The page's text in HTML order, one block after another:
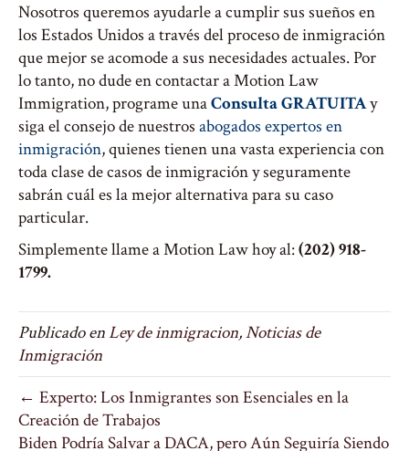
Nosotros queremos ayudarle a cumplir sus sueños en
los Estados Unidos a través del proceso de inmigración
que mejor se acomode a sus necesidades actuales. Por
lo tanto, no dude en contactar a Motion Law
Immigration, programe unaConsulta GRATUITAy
siga el consejo de nuestros abogados expertos en
inmigración, quienes tienen una vasta experiencia con
toda clase de casos de inmigración y seguramente
sabrán cuál es la mejor alternativa para su caso
particular.
Simplemente llame a Motion Law hoy al:(202) 918-
1799.
Publicado enLey de inmigracion,Noticias de
Inmigración
← Experto: Los Inmigrantes son Esenciales en la
Creación de Trabajos
Biden Podría Salvar a DACA, pero Aún Seguiría Siendo